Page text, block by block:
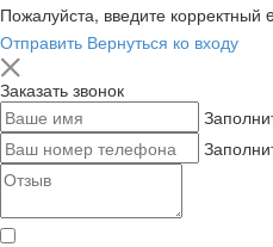
Пожалуйста, введите корректный
Отправить Вернуться ко входу
Заказать звонок